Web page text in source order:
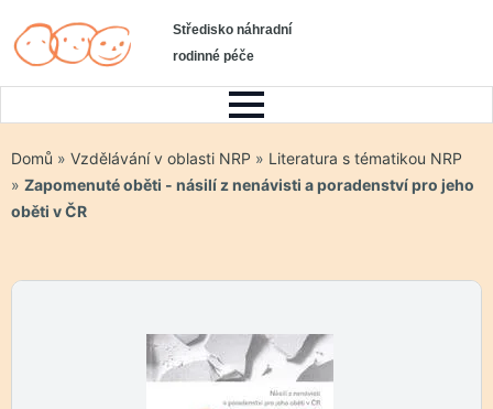
Středisko náhradní
rodinné péče
Domů » Vzdělávání v oblasti NRP » Literatura s tématikou NRP
» Zapomenuté oběti - násilí z nenávisti a poradenství pro jeho
oběti v ČR